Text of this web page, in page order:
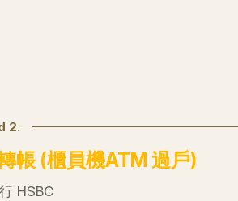
2.
帳 (櫃員機ATM 過戶)
HSBC